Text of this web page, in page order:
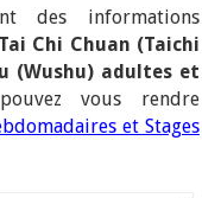
des informations
Chi Chuan (Taichi
(Wushu) adultes et
vous rendre
et Stages